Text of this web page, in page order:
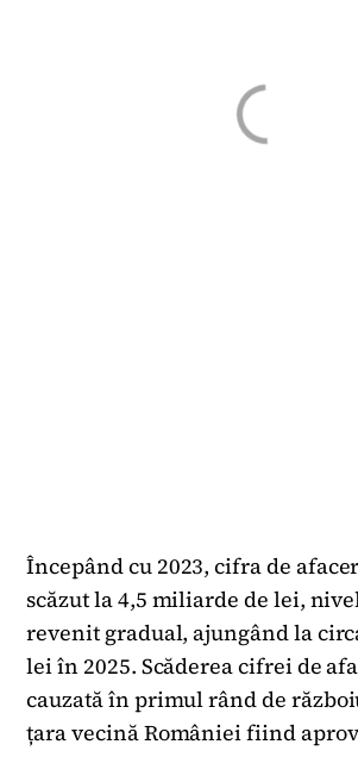
Începând cu 2023, cifra de
scăzut la 4,5 miliarde de lei,
revenit gradual, ajungând la
lei în 2025. Scăderea cifrei de
cauzată în primul rând de
țara vecină României fiind